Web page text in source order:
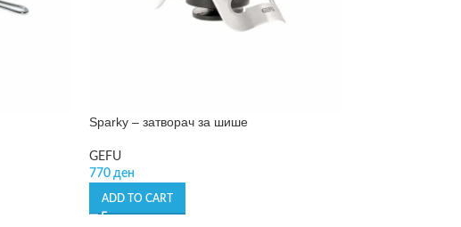
Sparky – затворач за шише
GEFU
770 ден
ADD TO CART